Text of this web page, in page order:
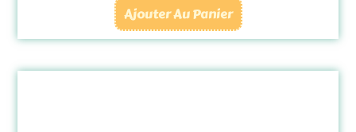
Ajouter Au Panier